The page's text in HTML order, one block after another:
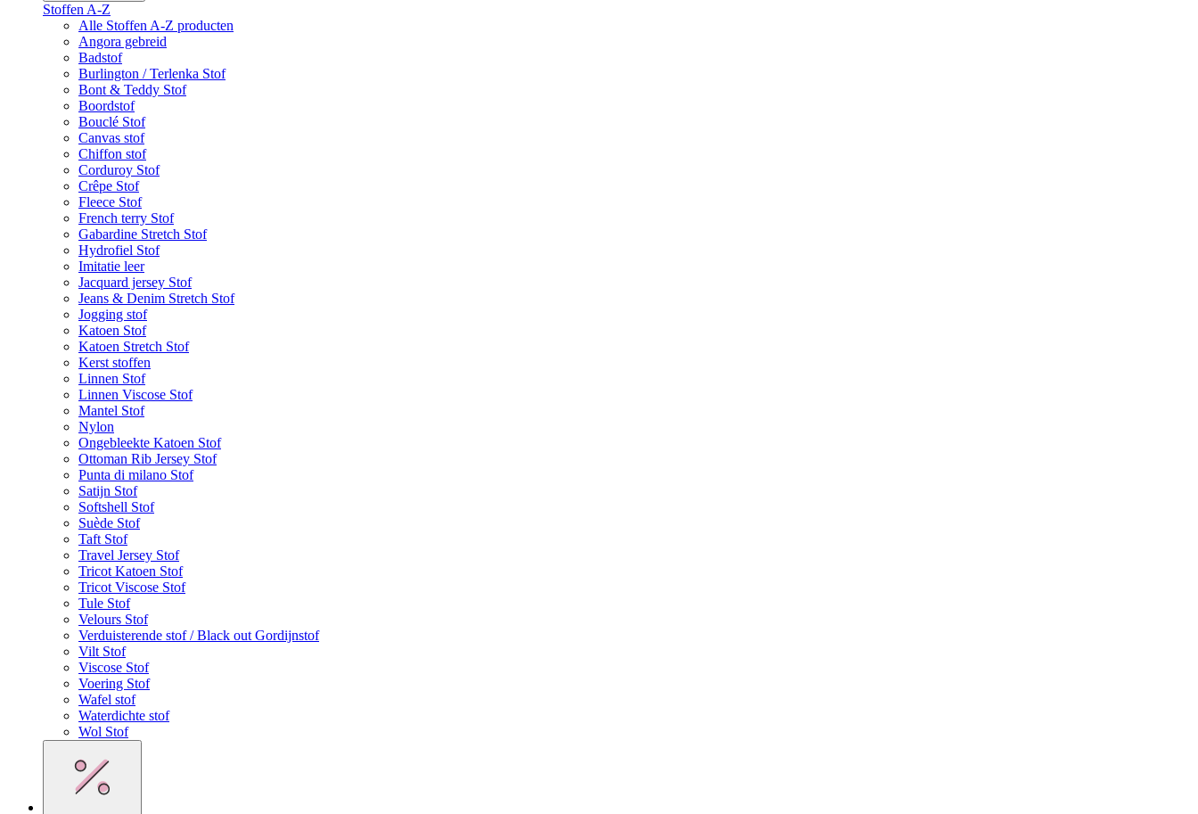
Stoffen A-Z
Alle Stoffen A-Z producten
Angora gebreid
Badstof
Burlington / Terlenka Stof
Bont & Teddy Stof
Boordstof
Bouclé Stof
Canvas stof
Chiffon stof
Corduroy Stof
Crêpe Stof
Fleece Stof
French terry Stof
Gabardine Stretch Stof
Hydrofiel Stof
Imitatie leer
Jacquard jersey Stof
Jeans & Denim Stretch Stof
Jogging stof
Katoen Stof
Katoen Stretch Stof
Kerst stoffen
Linnen Stof
Linnen Viscose Stof
Mantel Stof
Nylon
Ongebleekte Katoen Stof
Ottoman Rib Jersey Stof
Punta di milano Stof
Satijn Stof
Softshell Stof
Suède Stof
Taft Stof
Travel Jersey Stof
Tricot Katoen Stof
Tricot Viscose Stof
Tule Stof
Velours Stof
Verduisterende stof / Black out Gordijnstof
Vilt Stof
Viscose Stof
Voering Stof
Wafel stof
Waterdichte stof
Wol Stof